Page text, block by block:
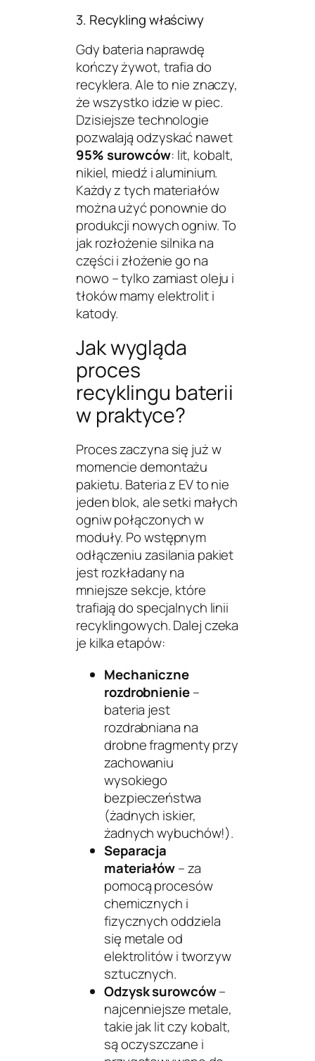
3. Recykling właściwy
Gdy bateria naprawdę
kończy żywot, trafia do
recyklera. Ale to nie znaczy,
że wszystko idzie w piec.
Dzisiejsze technologie
pozwalają odzyskać nawet
95% surowców: lit, kobalt,
nikiel, miedź i aluminium.
Każdy z tych materiałów
można użyć ponownie do
produkcji nowych ogniw. To
jak rozłożenie silnika na
części i złożenie go na
nowo – tylko zamiast oleju i
tłoków mamy elektrolit i
katody.
Jak wygląda
proces
recyklingu baterii
w praktyce?
Proces zaczyna się już w
momencie demontażu
pakietu. Bateria z EV to nie
jeden blok, ale setki małych
ogniw połączonych w
moduły. Po wstępnym
odłączeniu zasilania pakiet
jest rozkładany na
mniejsze sekcje, które
trafiają do specjalnych linii
recyklingowych. Dalej czeka
je kilka etapów:
Mechaniczne
rozdrobnienie–
bateria jest
rozdrabniana na
drobne fragmenty przy
zachowaniu
wysokiego
bezpieczeństwa
(żadnych iskier,
żadnych wybuchów!).
Separacja
materiałów– za
pomocą procesów
chemicznych i
fizycznych oddziela
się metale od
elektrolitów i tworzyw
sztucznych.
Odzysk surowców–
najcenniejsze metale,
takie jak lit czy kobalt,
są oczyszczane i